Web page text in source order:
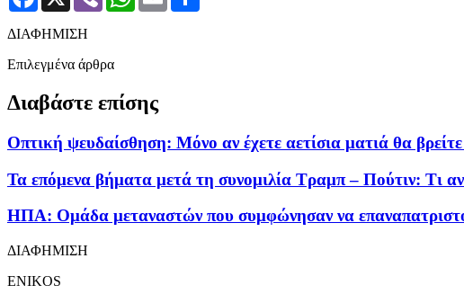
ΔΙΑΦΗΜΙΣΗ
Επιλεγμένα άρθρα
Διαβάστε επίσης
Οπτική ψευδαίσθηση: Μόνο αν έχετε αετίσια ματιά θα
Τα επόμενα βήματα μετά τη συνομιλία Τραμπ – Πούτιν: Τι
ΗΠΑ: Ομάδα μεταναστών που συμφώνησαν να
ΔΙΑΦΗΜΙΣΗ
ENIKOS